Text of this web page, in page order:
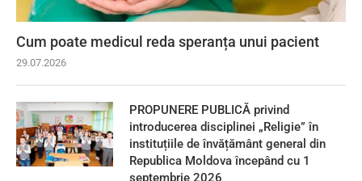
Cum poate medicul reda speranța unui pacient
29.07.2026
PROPUNERE PUBLICĂ privind
introducerea disciplinei „Religie” în
instituțiile de învățământ general din
Republica Moldova începând cu 1
septembrie 2026